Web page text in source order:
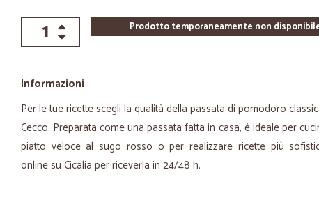
Prodotto temporaneamente non
Informazioni
Per le tue ricette scegli la qualità della passata di pomodoro
Cecco. Preparata come una passata fatta in casa, è ideale per
piatto veloce al sugo rosso o per realizzare ricette più
online su Cicalia per riceverla in 24/48 h.